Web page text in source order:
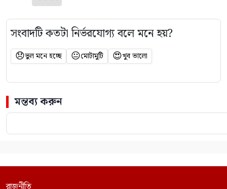
সংবাদটি কতটা নির্ভরযোগ্য বলে মনে হয়?
😞ভুল মনে হচ্ছে 😐মোটামুটি 😍খুব ভালো
মন্তব্য করুন